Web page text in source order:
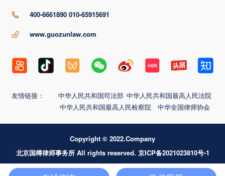
400-6661890 010-65915691
www.guozunlaw.com
友情链接： 中华人民共和国司法部 中华人民共和国最高人民法院
中华人民共和国最高人民检察院
中华全国律师协会
Copyright © 2022.Company
北京国樽律师事务所 All rights reserved. 京ICP备2021023810号-1